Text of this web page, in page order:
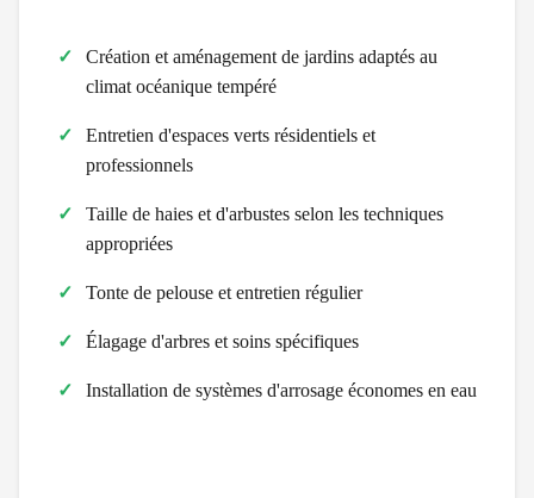
Création et aménagement de jardins adaptés au
climat océanique tempéré
Entretien d'espaces verts résidentiels et
professionnels
Taille de haies et d'arbustes selon les techniques
appropriées
Tonte de pelouse et entretien régulier
Élagage d'arbres et soins spécifiques
Installation de systèmes d'arrosage économes en eau